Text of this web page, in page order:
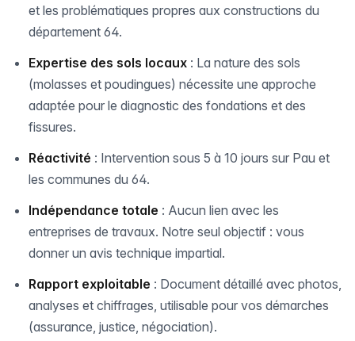
et les problématiques propres aux constructions du
département 64.
Expertise des sols locaux : La nature des sols
(molasses et poudingues) nécessite une approche
adaptée pour le diagnostic des fondations et des
fissures.
Réactivité : Intervention sous 5 à 10 jours sur Pau et
les communes du 64.
Indépendance totale : Aucun lien avec les
entreprises de travaux. Notre seul objectif : vous
donner un avis technique impartial.
Rapport exploitable : Document détaillé avec photos,
analyses et chiffrages, utilisable pour vos démarches
(assurance, justice, négociation).